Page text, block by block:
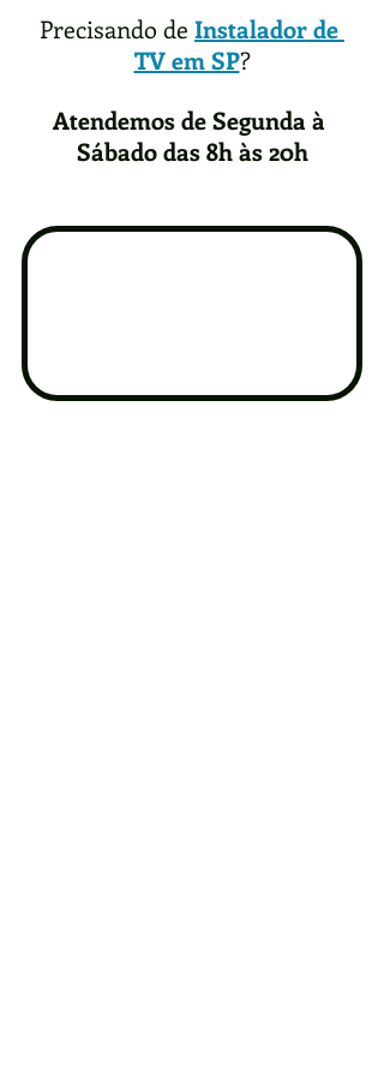
Precisando de Instalador de
TV em SP?
Atendemos de Segunda à
Sábado das 8h às 20h